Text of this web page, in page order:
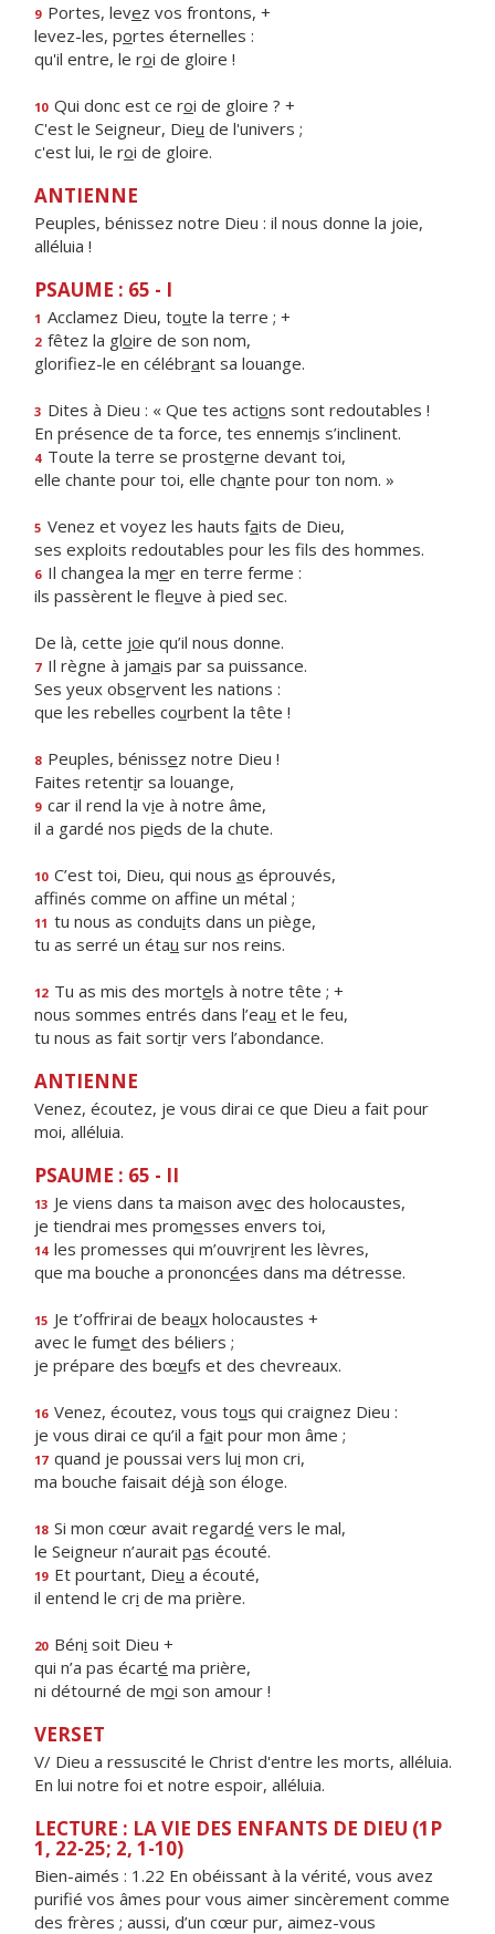
9 Portes, levez vos frontons, +
levez-les, portes éternelles :
qu'il entre, le roi de gloire !
10 Qui donc est ce roi de gloire ? +
C'est le Seigneur, Dieu de l'univers ;
c'est lui, le roi de gloire.
ANTIENNE
Peuples, bénissez notre Dieu : il nous donne la joie,
alléluia !
PSAUME : 65 - I
1 Acclamez Dieu, toute la terre ; +
2 fêtez la gloire de son nom,
glorifiez-le en célébrant sa louange.
3 Dites à Dieu : « Que tes actions sont redoutables !
En présence de ta force, tes ennemis s’inclinent.
4 Toute la terre se prosterne devant toi,
elle chante pour toi, elle chante pour ton nom. »
5 Venez et voyez les hauts faits de Dieu,
ses exploits redoutables pour les fls des hommes.
6 Il changea la mer en terre ferme :
ils passèrent le fleuve à pied sec.
De là, cette joie qu’il nous donne.
7 Il règne à jamais par sa puissance.
Ses yeux observent les nations :
que les rebelles courbent la tête !
8 Peuples, bénissez notre Dieu !
Faites retentir sa louange,
9 car il rend la vie à notre âme,
il a gardé nos pieds de la chute.
10 C’est toi, Dieu, qui nous as éprouvés,
affinés comme on affne un métal ;
11 tu nous as conduits dans un piège,
tu as serré un étau sur nos reins.
12 Tu as mis des mortels à notre tête ; +
nous sommes entrés dans l’eau et le feu,
tu nous as fait sortir vers l’abondance.
ANTIENNE
Venez, écoutez, je vous dirai ce que Dieu a fait pour
moi, alléluia.
PSAUME : 65 - II
13 Je viens dans ta maison avec des holocaustes,
je tiendrai mes promesses envers toi,
14 les promesses qui m’ouvrirent les lèvres,
que ma bouche a prononcées dans ma détresse.
15 Je t’offrirai de beaux holocaustes +
avec le fumet des béliers ;
je prépare des bœufs et des chevreaux.
16 Venez, écoutez, vous tous qui craignez Dieu :
je vous dirai ce qu’il a fait pour mon âme ;
17 quand je poussai vers lui mon cri,
ma bouche faisait déjà son éloge.
18 Si mon cœur avait regardé vers le mal,
le Seigneur n’aurait pas écouté.
19 Et pourtant, Dieu a écouté,
il entend le cri de ma prière.
20 Béni soit Dieu +
qui n’a pas écarté ma prière,
ni détourné de moi son amour !
VERSET
V/ Dieu a ressuscité le Christ d'entre les morts, alléluia.
En lui notre foi et notre espoir, alléluia.
LECTURE : LA VIE DES ENFANTS DE DIEU (1P
1, 22-25; 2, 1-10)
Bien-aimés : 1.22 En obéissant à la vérité, vous avez
purifié vos âmes pour vous aimer sincèrement comme
des frères ; aussi, d’un cœur pur, aimez-vous